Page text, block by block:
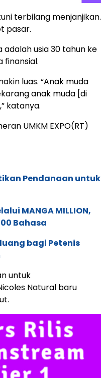
terbilang menjanjikan.
pasar.
usia 30 tahun ke
finansial.
luas. “Anak muda
anak muda [di
katanya.
UMKM EXPO(RT)
Pendanaan untuk
MANGA MILLION,
Bahasa
bagi Petenis
untuk
Natural baru